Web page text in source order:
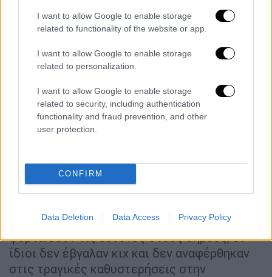
I want to allow Google to enable storage
related to functionality of the website or app.
I want to allow Google to enable storage
related to personalization.
I want to allow Google to enable storage
related to security, including authentication
functionality and fraud prevention, and other
user protection.
CONFIRM
Data Deletion Data Access Privacy Policy
Ο δεύτερος λόγος κατά τους αιρετούς είναι
οι Δήμοι δε διαθέτουν ούτε τα
απαραίτητα μέσα, ούτε τους πόρους, αλλά
ούτε και το προσωπικό για να
όγκο δουλειάς. Οπως επισημαίνουν, στη
συγκεκριμένη περίπτωση υπήρξαν Δήμοι,
όπως στηνΑνατολική Αττική
αδύνατον να τα διαχειριστούν ακόμη κι αν
επιστρατεύουν ιδιωτικά συνεργεία.
πως ενώ κάποιοι έσπευσαν άμεσα να
φορτώσουν τις ευθύνες στους δήμους, οι
ίδιοι δεν έβγαλαν κιχ και δεν αναφέρθηκαν
στις τραγικές καθυστερήσεις στην